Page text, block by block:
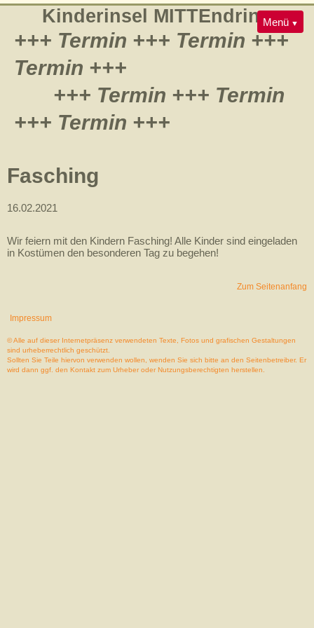
Kinderinsel MITTEndrin Menü
Navigation
überspringen
Konzept
Galerie
Team
Jobs
Kontakt
+++ Termin +++ Termin +++
Termin +++
+++ Termin +++ Termin
+++ Termin +++
Fasching
16.02.2021
Wir feiern mit den Kindern Fasching! Alle Kinder sind eingeladen
in Kostümen den besonderen Tag zu begehen!
Zum Seitenanfang
Impressum
© Alle auf dieser Internetpräsenz verwendeten Texte, Fotos und grafischen Gestaltungen
sind urheberrechtlich geschützt.
Sollten Sie Teile hiervon verwenden wollen, wenden Sie sich bitte an den Seitenbetreiber. Er
wird dann ggf. den Kontakt zum Urheber oder Nutzungsberechtigten herstellen.